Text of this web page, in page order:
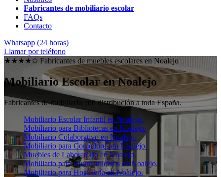
Fabricantes de mobiliario escolar
FAQs
Contacto
Whatsapp (24 horas)
Llamar por teléfono
★★★★✩ Fabricantes de muebles escolares en Noalejo
Mobiliario Escolar enNoalejo
Fabricantes de mobiliario con distribución a toda España.
Mobiliario Escolar Infantil en Noalejo.
Mobiliario para Bibliotecas en Noalejo.
Mobiliario Colaborativo en Noalejo.
Mobiliario para Comedores en Noalejo.
Muebles de Laboratorio en Noalejo.
Mobiliario para Ayuntamientos en Noalejo.
Mobiliario para Hostelería en Noalejo.